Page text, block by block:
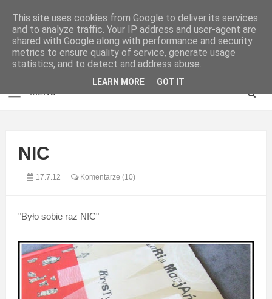
NIC
17.7.12 Komentarze (10)
"Było sobie raz NIC"
This site uses cookies from Google to deliver its services
and to analyze traffic. Your IP address and user-agent are
shared with Google along with performance and security
metrics to ensure quality of service, generate usage
statistics, and to detect and address abuse.
LEARN MORE GOT IT